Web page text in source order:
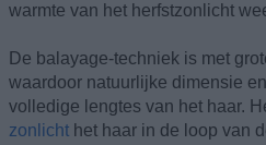
warmte van het herfstzonlicht
De balayage-techniek is met
waardoor natuurlijke dimensie
volledige lengtes van het haar.
zonlicht het haar in de loop van